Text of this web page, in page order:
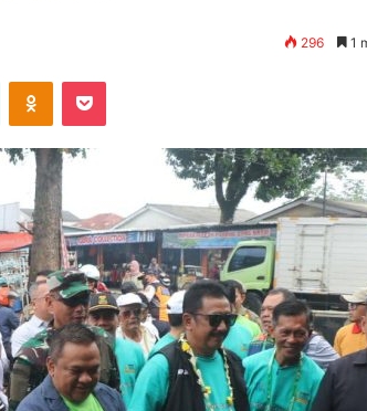
296 1
VKontakteOdnoklassniki
Pocket